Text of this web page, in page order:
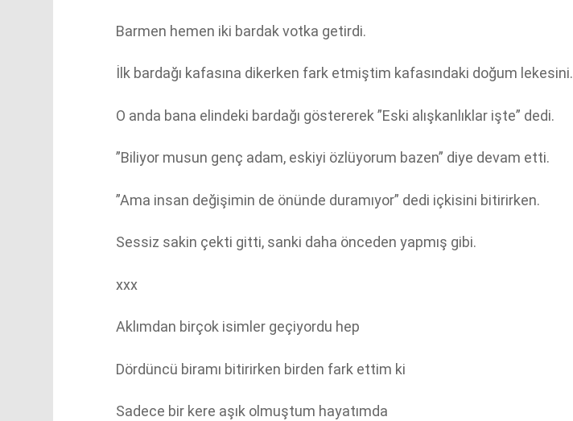
Barmen hemen iki bardak votka getirdi.
İlk bardağı kafasına dikerken fark etmiştim kafasındaki doğum lekesini.
O anda bana elindeki bardağı göstererek ”Eski alışkanlıklar işte” dedi.
”Biliyor musun genç adam, eskiyi özlüyorum bazen” diye devam etti.
”Ama insan değişimin de önünde duramıyor” dedi içkisini bitirirken.
Sessiz sakin çekti gitti, sanki daha önceden yapmış gibi.
xxx
Aklımdan birçok isimler geçiyordu hep
Dördüncü biramı bitirirken birden fark ettim ki
Sadece bir kere aşık olmuştum hayatımda